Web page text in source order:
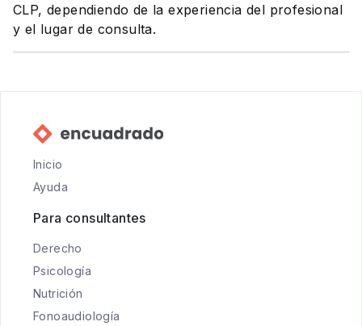
CLP, dependiendo de la experiencia del profesional
y el lugar de consulta.
Inicio
Ayuda
Para consultantes
Derecho
Psicología
Nutrición
Fonoaudiología